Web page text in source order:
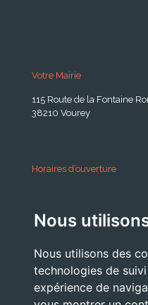
Nous
Nous utilisons des
technologies de
expérience de
Votre Mairie
115 Route de la Fontaine
38210 Vourey
Horaires d’ouverture
Lundi . Mardi : 10h 12h /16h
Jeudi . Vendredi : 13h30 / 17h